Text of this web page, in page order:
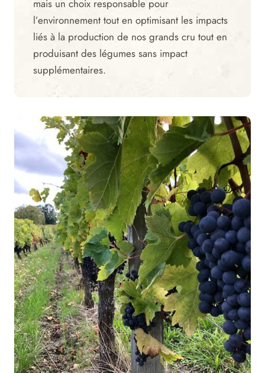
mais un choix responsable pour
l’environnement tout en optimisant les impacts
liés à la production de nos grands cru tout en
produisant des légumes sans impact
supplémentaires.